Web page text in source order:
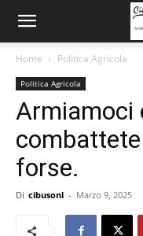
Home Politica Agricola
Politica Agricola
Armiamoci
forse.
Di cibusonl - Marzo 9, 2025